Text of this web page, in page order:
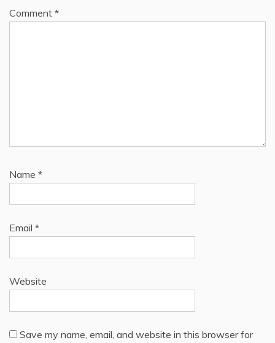
Comment *
Name *
Email *
Website
Save my name, email, and website in this browser for